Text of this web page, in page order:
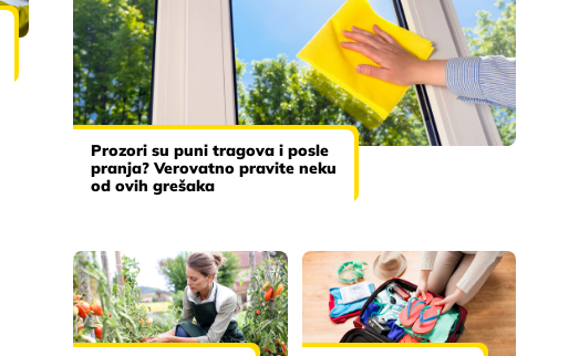
Prozori su puni tragova i posle
pranja? Verovatno pravite neku
od ovih grešaka